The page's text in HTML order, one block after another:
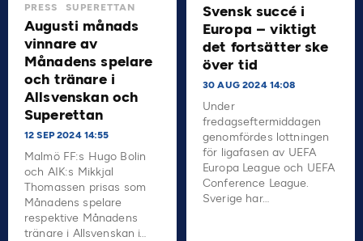
PRESS
SUPERETTAN
Augusti månads
vinnare av
Månadens spelare
och tränare i
Allsvenskan och
Superettan
12 SEP 2024 14:55
Malmö FF:s Hugo Bolin
och AIK:s Mikkjal
Thomassen prisas som
Månadens spelare
respektive Månadens
tränare i Allsvenskan i…
Svensk succé i
Europa – viktigt
det fortsätter ske
över tid
30 AUG 2024 14:08
Under
fredagseftermiddagen
genomfördes lottningen
för ligafasen av UEFA
Europa League och UEFA
Conference League.
Sverige har…